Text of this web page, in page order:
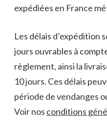
expédiées en France
Les délais d’expédition
jours ouvrables à
règlement, ainsi la
10 jours. Ces délais
période de vendanges
Voir nos conditions